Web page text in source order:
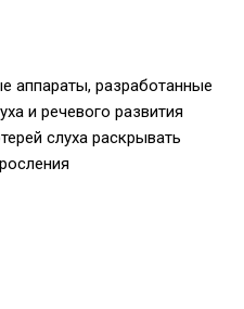
аппараты, разработанные
и речевого развития
слуха раскрывать